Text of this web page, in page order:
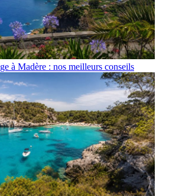
à Madère : nos meilleurs conseils